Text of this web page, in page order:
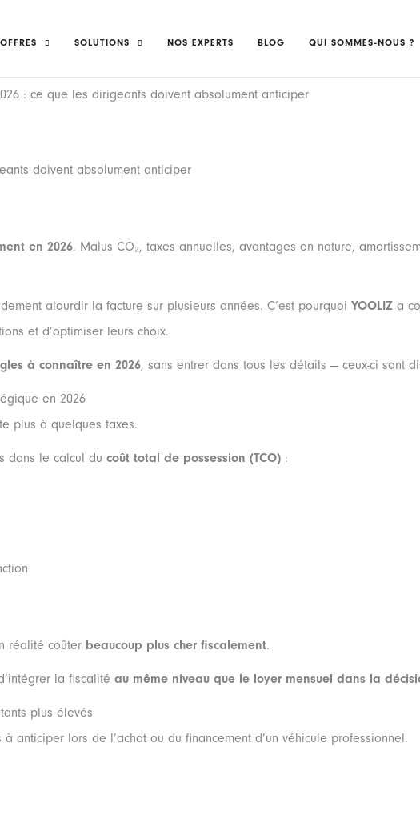
SOLUTIONS NOS EXPERTS BLOG QUI SOMMES-NOUS ?
: ce que les dirigeants doivent absolument anticiper
doivent absolument anticiper
en 2026. Malus CO₂, taxes annuelles, avantages en nature,
alourdir la facture sur plusieurs années. C’est pourquoi YOOLIZ a
et d’optimiser leurs choix.
à connaître en 2026, sans entrer dans tous les détails — ceux-ci sont
en 2026
plus à quelques taxes.
dans le calcul du coût total de possession (TCO) :
réalité coûter beaucoup plus cher fiscalement.
la fiscalité au même niveau que le loyer mensuel dans la
plus élevés
anticiper lors de l’achat ou du financement d’un véhicule professionnel.